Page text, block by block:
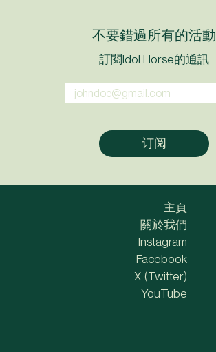
不要錯過所有的活動
訂閱Idol Horse的通訊
主頁
關於我們
Instagram
Facebook
X (Twitter)
YouTube